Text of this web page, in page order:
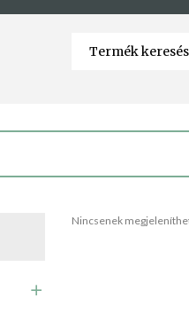
Nincsenek